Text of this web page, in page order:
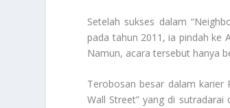
Setelah sukses dalam
pada tahun 2011, ia pindah ke
Namun, acara tersebut hanya
Terobosan besar dalam
Wall Street” yang di